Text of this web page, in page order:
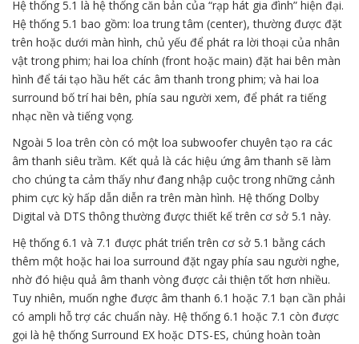
Hệ thống 5.1 là hệ thống căn bản của “rạp hát gia đình” hiện đại.
Hệ thống 5.1 bao gồm: loa trung tâm (center), thường được đặt
trên hoặc dưới màn hình, chủ yếu để phát ra lời thoại của nhân
vật trong phim; hai loa chính (front hoặc main) đặt hai bên màn
hình để tái tạo hầu hết các âm thanh trong phim; và hai loa
surround bố trí hai bên, phía sau người xem, để phát ra tiếng
nhạc nền và tiếng vọng.
Ngoài 5 loa trên còn có một loa subwoofer chuyên tạo ra các
âm thanh siêu trầm. Kết quả là các hiệu ứng âm thanh sẽ làm
cho chúng ta cảm thấy như đang nhập cuộc trong những cảnh
phim cực kỳ hấp dẫn diễn ra trên màn hình. Hệ thống Dolby
Digital và DTS thông thường được thiết kế trên cơ sở 5.1 này.
Hệ thống 6.1 và 7.1 được phát triển trên cơ sở 5.1 bằng cách
thêm một hoặc hai loa surround đặt ngay phía sau người nghe,
nhờ đó hiệu quả âm thanh vòng được cải thiện tốt hơn nhiều.
Tuy nhiên, muốn nghe được âm thanh 6.1 hoặc 7.1 bạn cần phải
có ampli hỗ trợ các chuẩn này. Hệ thống 6.1 hoặc 7.1 còn được
gọi là hệ thống Surround EX hoặc DTS-ES, chúng hoàn toàn